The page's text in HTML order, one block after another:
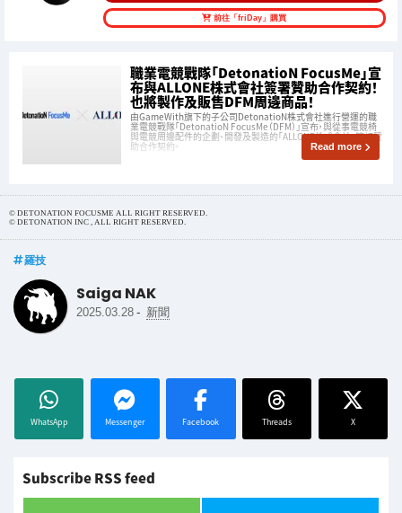
前往「friDay」購買
職業電競戰隊「DetonatioN FocusMe」宣
布與ALLONE株式會社簽署贊助合作契約！
也將製作及販售DFM周邊商品！
由GameWith旗下的子公司DetonatioN株式會社進行營運的職
業電競戰隊「DetonatioN FocusMe（DFM）」宣布，與從事電競椅
與電競周邊配件的企劃、開發及製造的「ALLONE株式會社」簽訂贊
助合作契約。 Read more
© DETONATION FOCUSME ALL RIGHT RESERVED.
© DETONATION INC , ALL RIGHT RESERVED.
羅技
Saiga NAK
2025.03.28 - 新聞
WhatsApp Messenger Facebook Threads X
Subscribe RSS feed